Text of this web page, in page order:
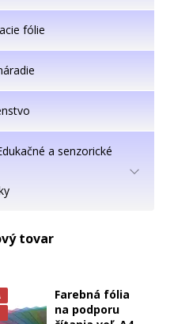
fólie
a senzorické
tovar
Farebná fólia
na podporu